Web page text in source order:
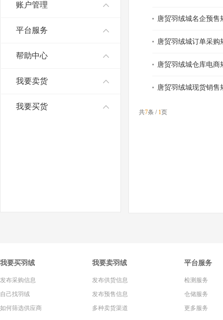
账户管理
平台服务
帮助中心
我要卖货
我要买货
唐贸羽绒城名企预售
唐贸羽绒城订单采购
唐贸羽绒城仓库电商
唐贸羽绒城现货销售
共7条 / 1页
我要买羽绒
发布采购信息
自己找羽绒
如何筛选供应商
我要卖羽绒
发布供货信息
发布预售信息
多种卖货渠道
平台服务
检测服务
仓储服务
更多服务